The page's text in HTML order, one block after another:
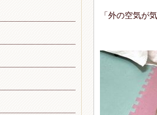
「外の空気が